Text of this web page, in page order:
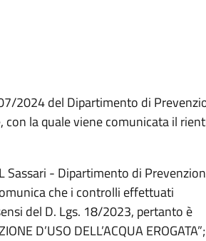
2024 del Dipartimento di
la quale viene comunicata il
Sassari - Dipartimento di
che i controlli effettuati
del D. Lgs. 18/2023, pertanto è
D’USO DELL’ACQUA EROGATA”;